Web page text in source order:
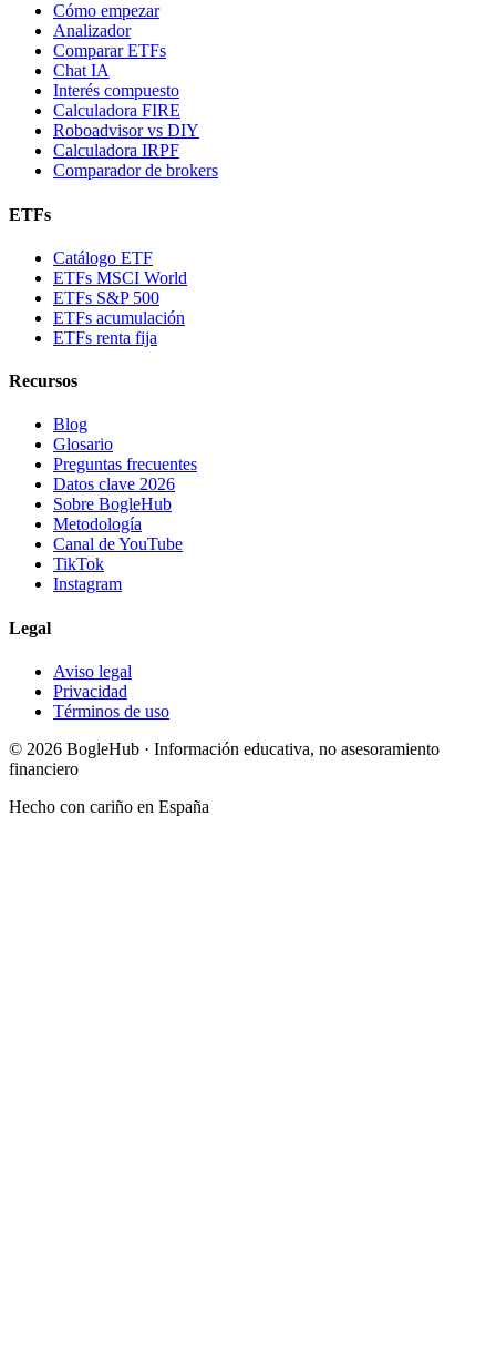
Cómo empezar
Analizador
Comparar ETFs
Chat IA
Interés compuesto
Calculadora FIRE
Roboadvisor vs DIY
Calculadora IRPF
Comparador de brokers
ETFs
Catálogo ETF
ETFs MSCI World
ETFs S&P 500
ETFs acumulación
ETFs renta fija
Recursos
Blog
Glosario
Preguntas frecuentes
Datos clave 2026
Sobre BogleHub
Metodología
Canal de YouTube
TikTok
Instagram
Legal
Aviso legal
Privacidad
Términos de uso
© 2026 BogleHub · Información educativa, no asesoramiento
financiero
Hecho con cariño en España